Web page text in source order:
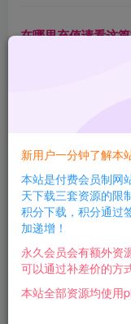
在哪里充值请看这
网盘如何使用请看这
网
充值步骤详细版
新用户一分钟了解本
本站是付费会员制网
天下载三套资源的限
积分下载，积分通过
加递增！
永久会员会有额外资
可以通过补差价的方
本站全部资源均使用